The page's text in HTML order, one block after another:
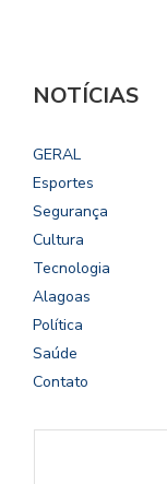
NOTÍCIAS
GERAL
Esportes
Segurança
Cultura
Tecnologia
Alagoas
Política
Saúde
Contato